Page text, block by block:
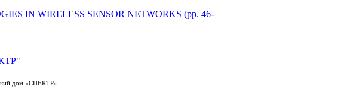
IN WIRELESS SENSOR NETWORKS (pp. 46-
дом «СПЕКТР»